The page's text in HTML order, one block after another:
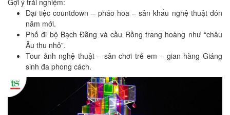
Gợi ý trải nghiệm:
Đại tiệc countdown – pháo hoa – sân khấu nghệ thuật đón
năm mới.
Phố đi bộ Bạch Đằng và cầu Rồng trang hoàng như “châu
Âu thu nhỏ”.
Tour ảnh nghệ thuật – sân chơi trẻ em – gian hàng Giáng
sinh đa phong cách.